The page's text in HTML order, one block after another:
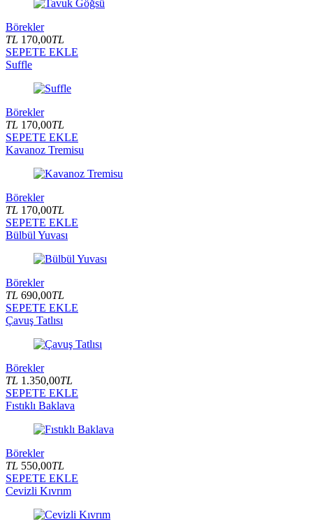
Börekler
TL 170,00TL
SEPETE EKLE
Suffle
Börekler
TL 170,00TL
SEPETE EKLE
Kavanoz Tremisu
Börekler
TL 170,00TL
SEPETE EKLE
Bülbül Yuvası
Börekler
TL 690,00TL
SEPETE EKLE
Çavuş Tatlısı
Börekler
TL 1.350,00TL
SEPETE EKLE
Fıstıklı Baklava
Börekler
TL 550,00TL
SEPETE EKLE
Cevizli Kıvrım